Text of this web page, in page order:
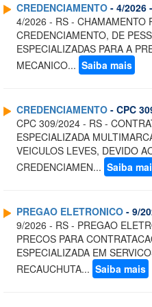
CREDENCIAMENTO - 4/2026
4/2026 - RS - CHAMAMENTO
CREDENCIAMENTO, DE
ESPECIALIZADAS PARA A
MECANICO... Saiba mais
CREDENCIAMENTO - CPC
CPC 309/2024 - RS -
ESPECIALIZADA
VEICULOS LEVES, DEVIDO
CREDENCIAMEN... Saiba
PREGAO ELETRONICO - 9/
9/2026 - RS - PREGAO
PRECOS PARA
ESPECIALIZADA EM
RECAUCHUTA... Saiba mais